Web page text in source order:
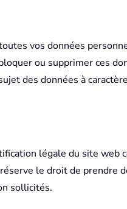
vos données
ou supprimer ces
des données à
légale du site web
le droit de prendre
sollicités.